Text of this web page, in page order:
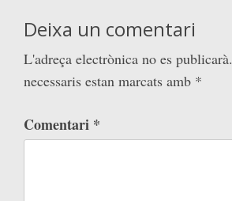
Deixa un comentari
L'adreça electrònica no es publicarà.
necessaris estan marcats amb *
Comentari *